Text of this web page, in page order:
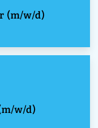
(m/w/d)
w/d)